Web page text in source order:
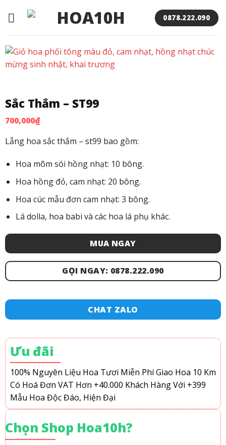
qua
dung
0878.222.090
Sắc Thắm – ST99
700,000₫
Lẵng hoa sắc thắm – st99 bao gồm:
Hoa mõm sói hồng nhạt: 10 bông.
Hoa hồng đỏ, cam nhạt: 20 bông.
Hoa cúc mẫu đơn cam nhạt: 3 bông.
Lá dolla, hoa babi và các hoa lá phụ khác.
MUA NGAY
GỌI NGAY: 0878.222.090
CHAT ZALO
Ưu đãi
100% Nguyên Liệu Hoa Tươi Miễn Phí Giao Hoa 10 Km
Có Hoá Đơn VAT Hơn +40.000 Khách HàngVới +399
Mẫu Hoa Độc Đáo, Hiện Đại
Chọn Shop Hoa10h?